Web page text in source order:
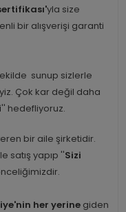
yla size
bir alışverişi garanti
sunup sizlerle
Çok kar değil daha
'' hedefliyoruz.
bir aile şirketidir.
satış yapıp ''Sizi
her yerinegiden